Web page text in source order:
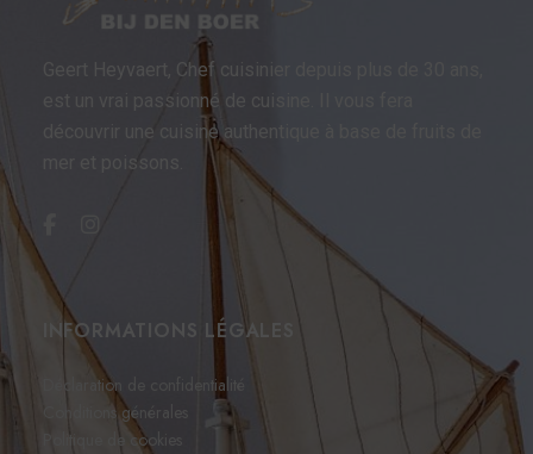
Geert Heyvaert, Chef cuisinier depuis plus de 30 ans,
est un vrai passionné de cuisine. Il vous fera
découvrir une cuisine authentique à base de fruits de
mer et poissons.
INFORMATIONS LÉGALES
Déclaration de confidentialité
Conditions générales
Politique de cookies